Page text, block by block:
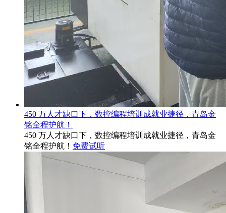
450 万人才缺口下，数控编程培训成就业捷径，青岛金
铭全程护航！
450 万人才缺口下，数控编程培训成就业捷径，青岛金
铭全程护航！ 免费试听